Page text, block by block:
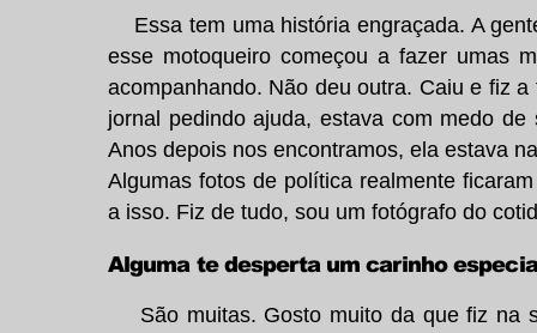
Essa tem uma história engraçada. A
esse motoqueiro começou a fazer umas
acompanhando. Não deu outra. Caiu e fiz
jornal pedindo ajuda, estava com medo
Anos depois nos encontramos, ela estava
Algumas fotos de política realmente
a isso. Fiz de tudo, sou um fotógrafo do
Alguma te desperta um carinho
São muitas. Gosto muito da que fiz na